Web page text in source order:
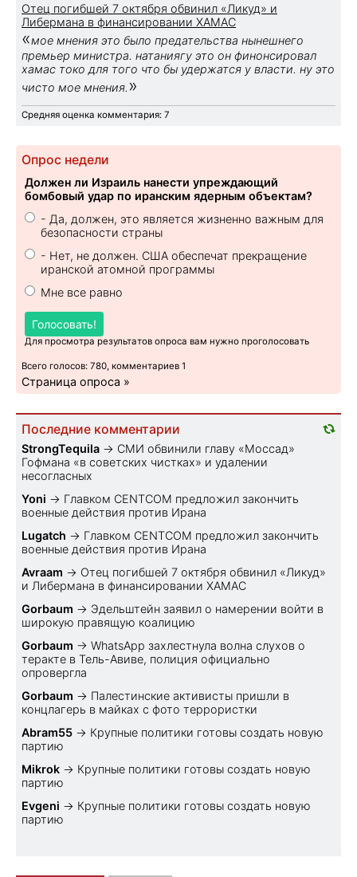
Отец погибшей 7 октября обвинил «Ликуд» и
Либермана в финансировании ХАМАС
«мое мнения это было предательства нынешнего
премьер министра. натаниягу это он финонсировал
хамас токо для того что бы удержатся у власти. ну это
чисто мое мнения. »
Средняя оценка комментария: 7
Опрос недели
Должен ли Израиль нанести упреждающий
бомбовый удар по иранским ядерным объектам?
- Да, должен, это является жизненно важным для
безопасности страны
- Нет, не должен. США обеспечат прекращение
иранской атомной программы
Мне все равно
Голосовать!
Для просмотра результатов опроса вам нужно проголосовать
Всего голосов: 780, комментариев 1
Страница опроса »
Последние комментарии
StrongTequila → СМИ обвинили главу «Моссад»
Гофмана «в советских чистках» и удалении
несогласных
Yoni → Главком CENTCOM предложил закончить
военные действия против Ирана
Lugatch → Главком CENTCOM предложил закончить
военные действия против Ирана
Avraam → Отец погибшей 7 октября обвинил «Ликуд»
и Либермана в финансировании ХАМАС
Gorbaum → Эдельштейн заявил о намерении войти в
широкую правящую коалицию
Gorbaum → WhatsApp захлестнула волна слухов о
теракте в Тель-Авиве, полиция официально
опровергла
Gorbaum → Палестинские активисты пришли в
концлагерь в майках с фото террористки
Abram55 → Крупные политики готовы создать новую
партию
Mikrok → Крупные политики готовы создать новую
партию
Evgeni → Крупные политики готовы создать новую
партию